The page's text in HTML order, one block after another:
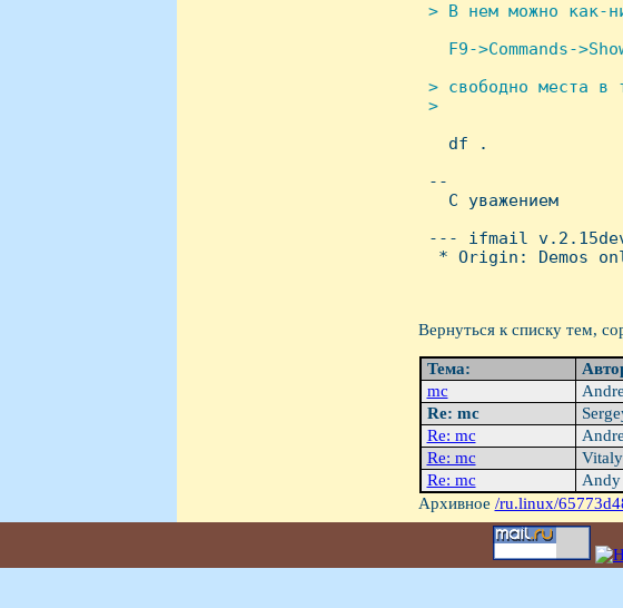
> В нем можно как-
F9->Commands-
> свободно места в
>
df .
--
   С уважением
--- ifmail
* Origin: Demos
Вернуться к списку тем,
Тема:
mc
Re: mc
Re: mc
Re: mc
Re: mc
Andy
Архивное /ru.linux/